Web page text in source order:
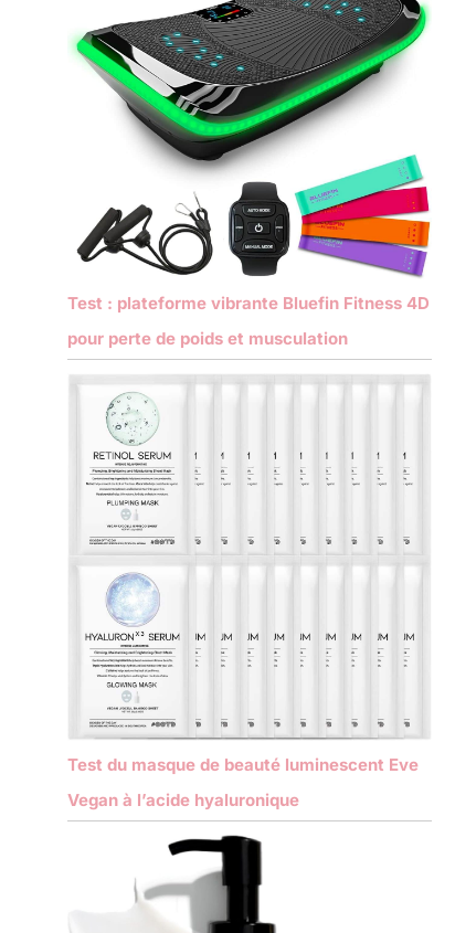
Test : plateforme vibrante Bluefin Fitness 4D
pour perte de poids et musculation
Test du masque de beauté luminescent Eve
Vegan à l’acide hyaluronique